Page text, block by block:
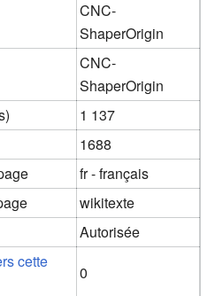
CNC-
ShaperOrigin
CNC-
ShaperOrigin
1 137
1688
fr - français
wikitexte
Autorisée
cette
0